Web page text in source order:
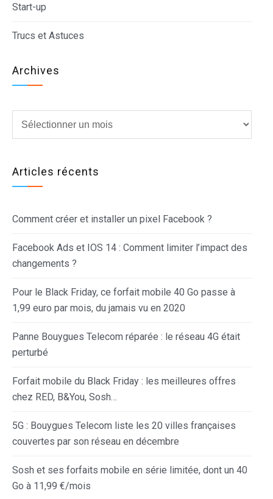
Start-up
Trucs et Astuces
Archives
Articles récents
Comment créer et installer un pixel Facebook ?
Facebook Ads et IOS 14 : Comment limiter l’impact des
changements ?
Pour le Black Friday, ce forfait mobile 40 Go passe à
1,99 euro par mois, du jamais vu en 2020
Panne Bouygues Telecom réparée : le réseau 4G était
perturbé
Forfait mobile du Black Friday : les meilleures offres
chez RED, B&You, Sosh…
5G : Bouygues Telecom liste les 20 villes françaises
couvertes par son réseau en décembre
Sosh et ses forfaits mobile en série limitée, dont un 40
Go à 11,99 €/mois